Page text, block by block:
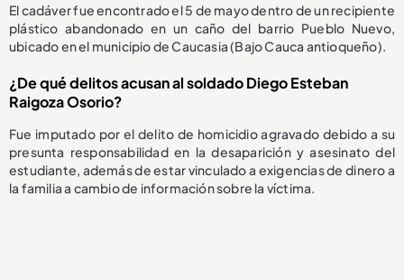
El cadáver fue encontrado el 5 de mayo dentro de un recipiente
plástico abandonado en un caño del barrio Pueblo Nuevo,
ubicado en el municipio de Caucasia (Bajo Cauca antioqueño).
¿De qué delitos acusan al soldado Diego Esteban
Raigoza Osorio?
Fue imputado por el delito de homicidio agravado debido a su
presunta responsabilidad en la desaparición y asesinato del
estudiante, además de estar vinculado a exigencias de dinero a
la familia a cambio de información sobre la víctima.